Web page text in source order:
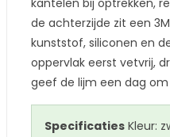
kantelen bij optrekken,
de achterzijde zit een
kunststof, siliconen en
oppervlak eerst vetvrij,
geef de lijm een dag
Specificaties Kleur: